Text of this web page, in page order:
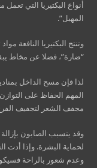
أنواع البكتيريا التي
المهبل”.
وتنتج البكتيريا النافعة
“ضارة”، فضلا عن مخاط
لذا فإن مسح الداخل
المهم الحفاظ على
مجفف الشعر لتجفيف
وقد يتسبب الصابون
لحماية البشرة. وإذا أدت
وعدم شعور بالراحة